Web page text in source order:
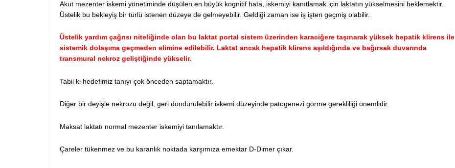
Akut mezenter iskemi yönetiminde düşülen en büyük kognitif hata, iskemiyi kanıtlamak için laktatın yükselmesini beklemektir.
Üstelik bu bekleyiş bir türlü istenen düzeye de gelmeyebilir. Geldiği zaman ise iş işten geçmiş olabilir.
Üstelik yardım çağrısı niteliğinde olan bu laktat portal sistem üzerinden karaciğere taşınarak yüksek hepatik klirens ile
sistemik dolaşıma geçmeden elimine edilebilir. Laktat ancak hepatik klirens aşıldığında ve bağırsak duvarında
transmural nekroz geliştiğinde yükselir.
Tabii ki hedefimiz tanıyı çok önceden saptamaktır.
Diğer bir deyişle nekrozu değil, geri döndürülebilir iskemi düzeyinde patogenezi görme gerekliliği önemlidir.
Maksat laktatı normal mezenter iskemiyi tanılamaktır.
Çareler tükenmez ve bu karanlık noktada karşımıza emektar D-Dimer çıkar.